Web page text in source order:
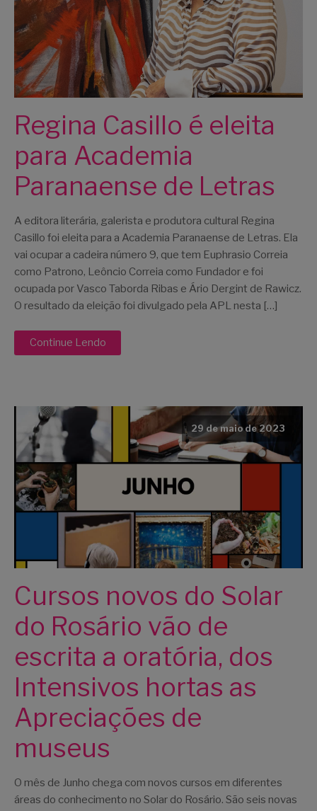
Regina Casillo é eleita
para Academia
Paranaense de Letras
A editora literária, galerista e produtora cultural Regina
Casillo foi eleita para a Academia Paranaense de Letras. Ela
vai ocupar a cadeira número 9, que tem Euphrasio Correia
como Patrono, Leôncio Correia como Fundador e foi
ocupada por Vasco Taborda Ribas e Ário Dergint de Rawicz.
O resultado da eleição foi divulgado pela APL nesta […]
Continue Lendo
29 de maio de 2023
Cursos novos do Solar
do Rosário vão de
escrita a oratória, dos
Intensivos hortas as
Apreciações de
museus
O mês de Junho chega com novos cursos em diferentes
áreas do conhecimento no Solar do Rosário. São seis novas